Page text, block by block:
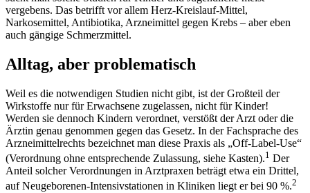
vergebens. Das betrifft vor allem Herz-Kreislauf-Mittel,
Narkosemittel, Antibiotika, Arzneimittel gegen Krebs – aber eben
auch gängige Schmerzmittel.
Alltag, aber problematisch
Weil es die notwendigen Studien nicht gibt, ist der Großteil der
Wirkstoffe nur für Erwachsene zugelassen, nicht für Kinder!
Werden sie dennoch Kindern verordnet, verstößt der Arzt oder die
Ärztin genau genommen gegen das Gesetz. In der Fachsprache des
Arzneimittelrechts bezeichnet man diese Praxis als „Off-Label-Use“
(Verordnung ohne entsprechende Zulassung, siehe Kasten).1 Der
Anteil solcher Verordnungen in Arztpraxen beträgt etwa ein Drittel,
auf Neugeborenen-Intensivstationen in Kliniken liegt er bei 90 %.2